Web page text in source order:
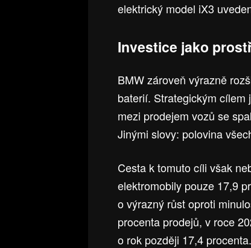
elektrický model iX3
Investice jako
BMW zároveň výrazně
baterií. Strategickým cílem
mezi prodejem vozů se
Jinými slovy: polovina
Cesta k tomuto cíli však
elektromobily pouze 17,9
o výrazný růst oproti
procenta prodejů, v roce
o rok později 17,4 procenta.